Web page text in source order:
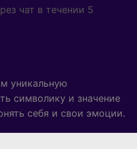
чат в течении 5
уникальную
символику и значение
себя и свои эмоции.